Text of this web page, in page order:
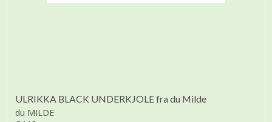
ULRIKKA BLACK UNDERKJOLE fra du Milde
du MILDE